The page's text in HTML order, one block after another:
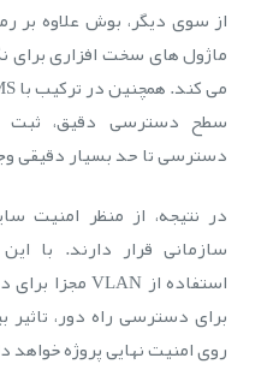
از سوی دیگر، بوش علاوه بر
ماژول های سخت افزاری برای
سطح دسترسی دقیق، ثبت
دسترسی تا حد بسیار دقیقی
در نتیجه، از منظر امنیت
سازمانی قرار دارند. با
برای دسترسی راه دور،
روی امنیت نهایی پروژه